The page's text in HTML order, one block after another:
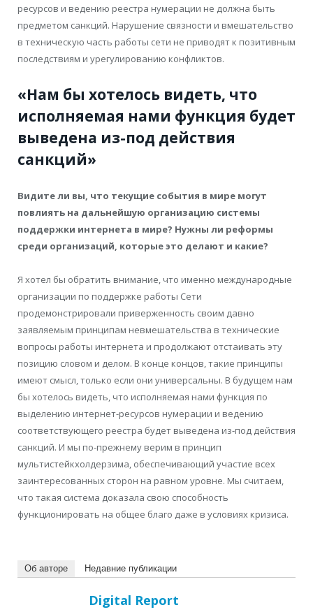
ресурсов и ведению реестра нумерации не должна быть
предметом санкций. Нарушение связности и вмешательство
в техническую часть работы сети не приводят к позитивным
последствиям и урегулированию конфликтов.
«Нам бы хотелось видеть, что
исполняемая нами функция будет
выведена из-под действия
санкций»
Видите ли вы, что текущие события в мире могут
повлиять на дальнейшую организацию системы
поддержки интернета в мире? Нужны ли реформы
среди организаций, которые это делают и какие?
Я хотел бы обратить внимание, что именно международные
организации по поддержке работы Сети
продемонстрировали приверженность своим давно
заявляемым принципам невмешательства в технические
вопросы работы интернета и продолжают отстаивать эту
позицию словом и делом. В конце концов, такие принципы
имеют смысл, только если они универсальны. В будущем нам
бы хотелось видеть, что исполняемая нами функция по
выделению интернет-ресурсов нумерации и ведению
соответствующего реестра будет выведена из-под действия
санкций. И мы по-прежнему верим в принцип
мультистейкхолдерзима, обеспечивающий участие всех
заинтересованных сторон на равном уровне. Мы считаем,
что такая система доказала свою способность
функционировать на общее благо даже в условиях кризиса.
Об авторе Недавние публикации
Digital Report